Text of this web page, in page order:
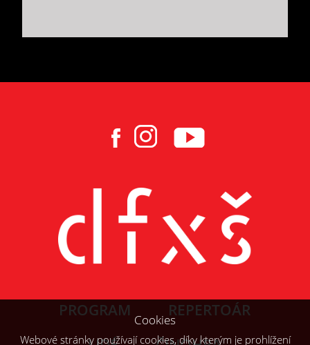
PROGRAM
REPERTOÁR
Cookies
Webové stránky používají cookies, díky kterým je prohlížení